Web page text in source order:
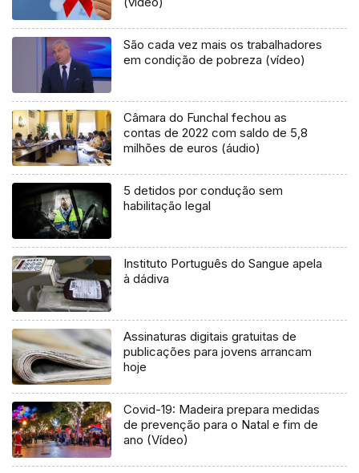
São cada vez mais os trabalhadores
em condição de pobreza (vídeo)
Câmara do Funchal fechou as
contas de 2022 com saldo de 5,8
milhões de euros (áudio)
5 detidos por condução sem
habilitação legal
Instituto Português do Sangue apela
à dádiva
Assinaturas digitais gratuitas de
publicações para jovens arrancam
hoje
Covid-19: Madeira prepara medidas
de prevenção para o Natal e fim de
ano (Vídeo)